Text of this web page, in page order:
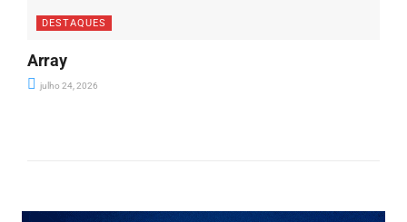
DESTAQUES
Array
julho 24, 2026